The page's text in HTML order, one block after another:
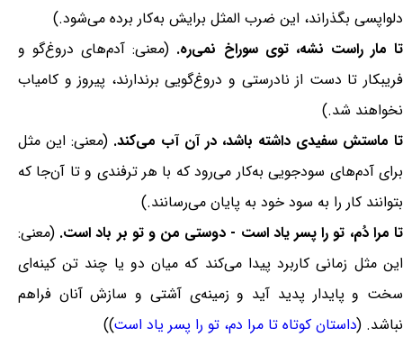
دلواپسی بگذراند، این ضرب المثل برایش به‌کار برده می‌شود.)
تا مار راست نشه، توی سوراخ نمی‌ره. (معنی: آدم‌های دروغ‌گو و
فریبکار تا دست از نادرستی و دروغ‌گویی برندارند، پیروز و کامیاب
نخواهند شد.)
تا ماستش سفیدی داشته باشد، در آن آب می‌کند. (معنی: این مثل
برای آدم‌های سودجویی به‌کار می‌رود که با هر ترفندی و تا آن‌جا که
بتوانند کار را به سود خود به پایان می‌رسانند.)
تا مرا دُم، تو را پسر یاد است - دوستی من و تو بر باد است. (معنی:
این مثل زمانی کاربرد پیدا می‌کند که میان دو یا چند تن کینه‌ای
سخت و پایدار پدید ‌آید و زمینه‌ی آشتی و سازش آنان فراهم
نباشد. (داستان کوتاه تا مرا دم، تو را پسر یاد است))